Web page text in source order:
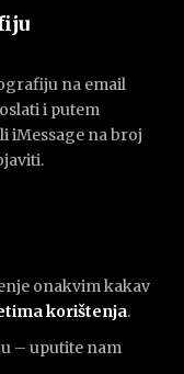
na email
i putem
iMessage na broj
onakvim kakav
korištenja.
– uputite nam